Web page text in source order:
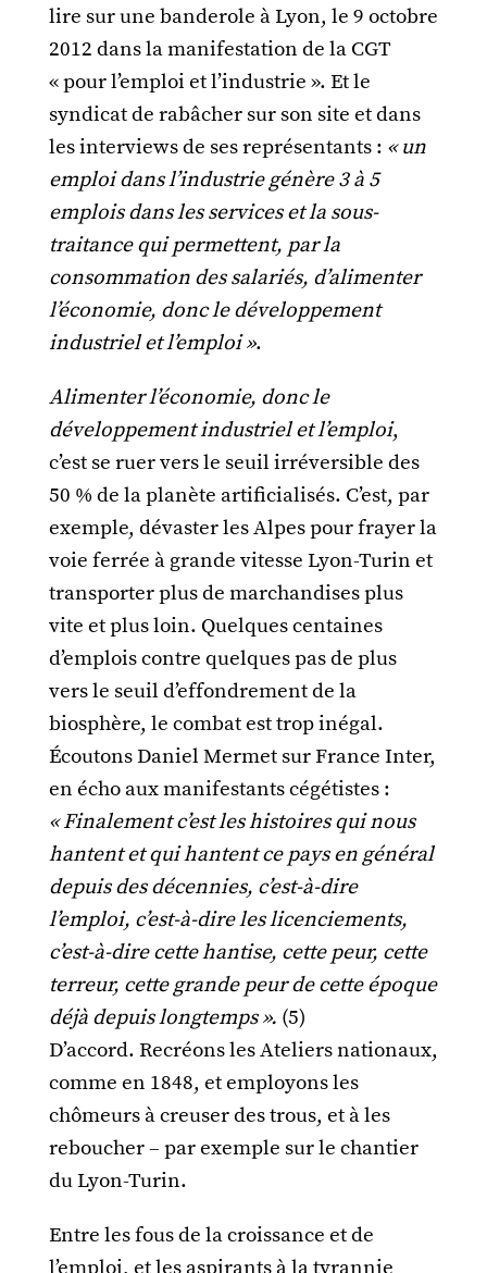
lire sur une banderole à Lyon, le 9 octobre
2012 dans la manifestation de la CGT
« pour l’emploi et l’industrie ». Et le
syndicat de rabâcher sur son site et dans
les interviews de ses représentants : « un
emploi dans l’industrie génère 3 à 5
emplois dans les services et la sous-
traitance qui permettent, par la
consommation des salariés, d’alimenter
l’économie, donc le développement
industriel et l’emploi ».
Alimenter l’économie, donc le
développement industriel et l’emploi,
c’est se ruer vers le seuil irréversible des
50 % de la planète artificialisés. C’est, par
exemple, dévaster les Alpes pour frayer la
voie ferrée à grande vitesse Lyon-Turin et
transporter plus de marchandises plus
vite et plus loin. Quelques centaines
d’emplois contre quelques pas de plus
vers le seuil d’effondrement de la
biosphère, le combat est trop inégal.
Écoutons Daniel Mermet sur France Inter,
en écho aux manifestants cégétistes :
« Finalement c’est les histoires qui nous
hantent et qui hantent ce pays en général
depuis des décennies, c’est-à-dire
l’emploi, c’est-à-dire les licenciements,
c’est-à-dire cette hantise, cette peur, cette
terreur, cette grande peur de cette époque
déjà depuis longtemps ». (5)
D’accord. Recréons les Ateliers nationaux,
comme en 1848, et employons les
chômeurs à creuser des trous, et à les
reboucher – par exemple sur le chantier
du Lyon-Turin.
Entre les fous de la croissance et de
l’emploi, et les aspirants à la tyrannie